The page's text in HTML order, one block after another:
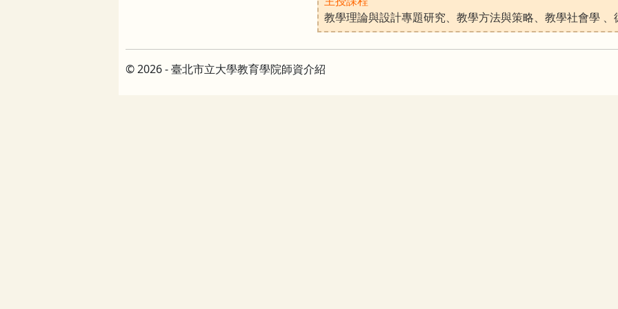
教學理論與設計專題研究、教學方法與策略、教學社會學 、
© 2026 - 臺北市立大學教育學院師資介紹